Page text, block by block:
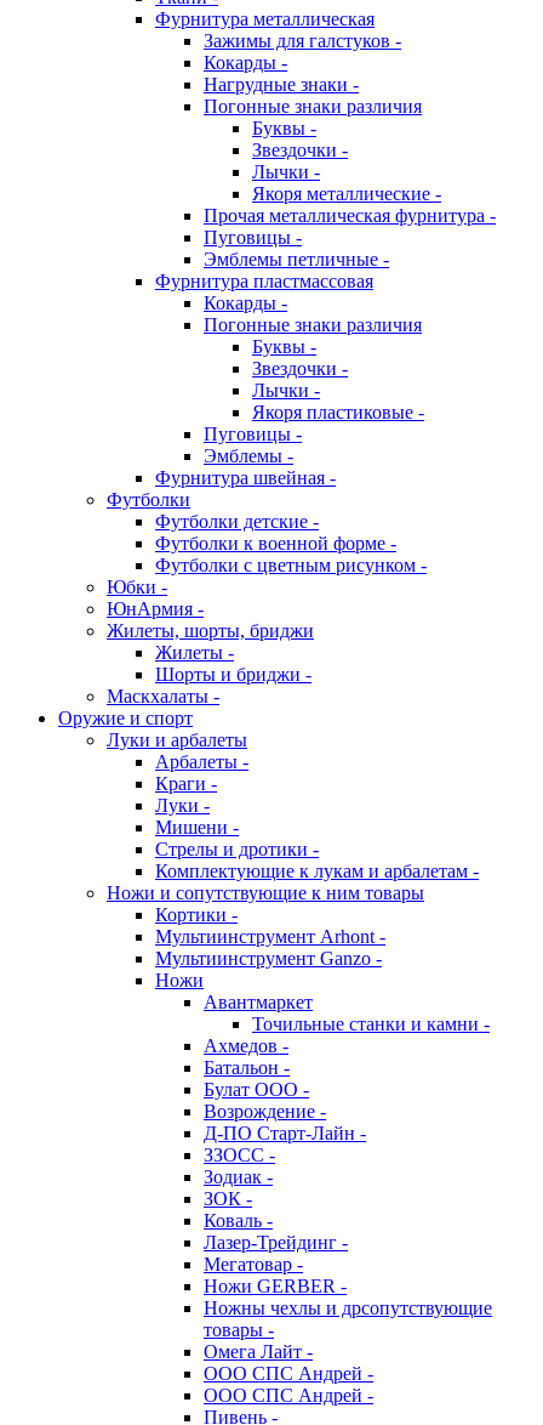
Фурнитура металлическая
Зажимы для галстуков -
Кокарды -
Нагрудные знаки -
Погонные знаки различия
Буквы -
Звездочки -
Лычки -
Якоря металлические -
Прочая металлическая фурнитура -
Пуговицы -
Эмблемы петличные -
Фурнитура пластмассовая
Кокарды -
Погонные знаки различия
Буквы -
Звездочки -
Лычки -
Якоря пластиковые -
Пуговицы -
Эмблемы -
Фурнитура швейная -
Футболки
Футболки детские -
Футболки к военной форме -
Футболки с цветным рисунком -
Юбки -
ЮнАрмия -
Жилеты, шорты, бриджи
Жилеты -
Шорты и бриджи -
Маскхалаты -
Оружие и спорт
Луки и арбалеты
Арбалеты -
Краги -
Луки -
Мишени -
Стрелы и дротики -
Комплектующие к лукам и арбалетам -
Ножи и сопутствующие к ним товары
Кортики -
Мультиинструмент Arhont -
Мультиинструмент Ganzo -
Ножи
Авантмаркет
Точильные станки и камни -
Ахмедов -
Батальон -
Булат ООО -
Возрождение -
Д-ПО Старт-Лайн -
ЗЗОСС -
Зодиак -
ЗОК -
Коваль -
Лазер-Трейдинг -
Мегатовар -
Ножи GERBER -
Ножны чехлы и дрсопутствующие
товары -
Омега Лайт -
ООО СПС Андрей -
ООО СПС Андрей -
Пивень -